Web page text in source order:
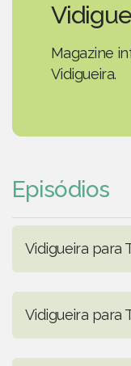
Magazine
Vidigueira.
Episódios
Vidigueira para
Vidigueira para